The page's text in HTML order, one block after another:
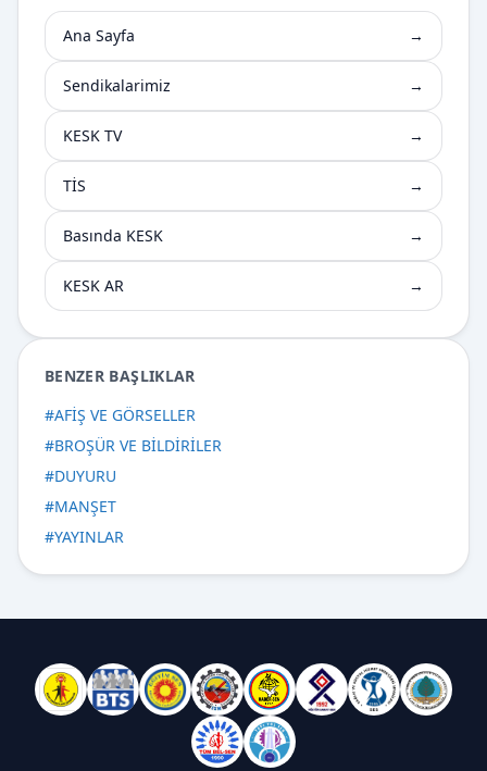
Ana Sayfa →
Sendikalarimiz →
KESK TV →
TİS →
Basında KESK →
KESK AR →
BENZER BAŞLIKLAR
#AFİŞ VE GÖRSELLER
#BROŞÜR VE BİLDİRİLER
#DUYURU
#MANŞET
#YAYINLAR